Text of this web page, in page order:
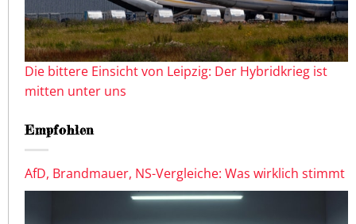
Die bittere Einsicht von Leipzig: Der Hybridkrieg ist
mitten unter uns
Empfohlen
AfD, Brandmauer, NS-Vergleiche: Was wirklich stimmt